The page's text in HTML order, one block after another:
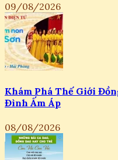
09/08/2026
Khám Phá Thế Giới
Đình Ấm Áp
08/08/2026